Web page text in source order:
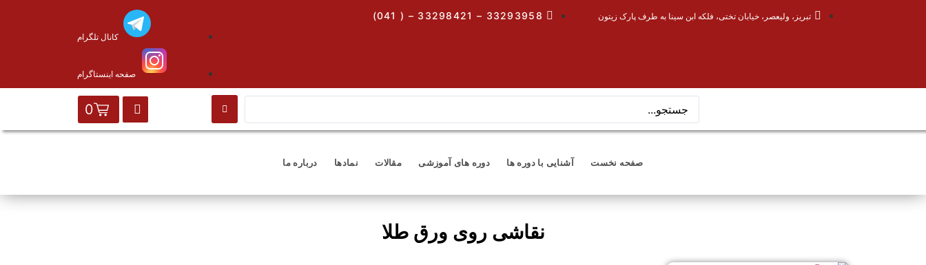
تبریز، ولیعصر، خیابان تختی، فلکه ابن سینا به طرف پارک زیتون 33293958 – 33298421 – ( 041)
کانال تلگرام
صفحه اینستاگرام
0
صفحه نخست آشنایی با دوره ها دوره های آموزشی مقالات نمادها درباره ما
نقاشی روی ورق طلا